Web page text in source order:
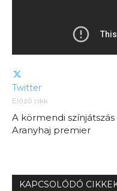
Twitter
Előző cikk
A körmendi színjátszás
Aranyhaj premier
KAPCSOLÓDÓ